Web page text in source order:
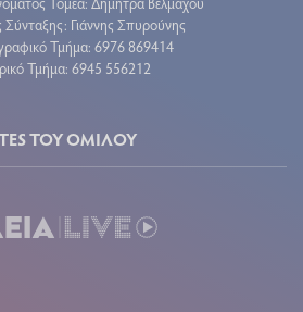
Σύνταξης: Γιάννης Σπυρούνης
Τμήμα: 6976 869414
Τμήμα: 6945 556212
ΤΟΥ ΟΜΙΛΟΥ